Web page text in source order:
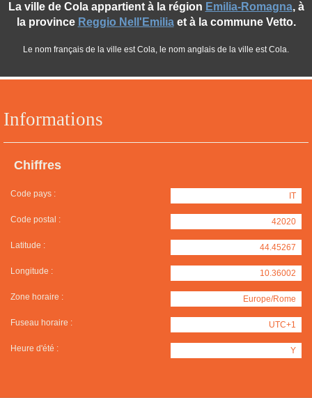
Informations
Chiffres
Code pays : IT
Code postal : 42020
Latitude : 44.45267
Longitude : 10.36002
Zone horaire : Europe/Rome
Fuseau horaire : UTC+1
Heure d'été : Y
La ville de Cola appartient à la région Emilia-Romagna, à
la province Reggio Nell'Emiliaet à la commune Vetto.
Le nom français de la ville est Cola, le nom anglais de la ville est Cola.